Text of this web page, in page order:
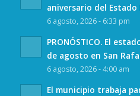
aniversario del
6 agosto, 2026 - 6:33 pm
PRONÓSTICO. El
de agosto en San
6 agosto, 2026 - 4:00 am
El municipio trabaja